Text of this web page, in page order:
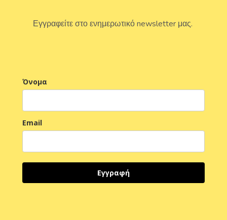
Εγγραφείτε στο ενημερωτικό newsletter μας.
Όνομα
Email
Εγγραφή